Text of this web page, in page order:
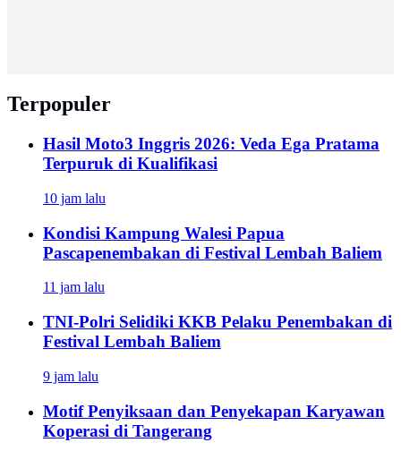
Terpopuler
Hasil Moto3 Inggris 2026: Veda Ega Pratama
Terpuruk di Kualifikasi
10 jam lalu
Kondisi Kampung Walesi Papua
Pascapenembakan di Festival Lembah Baliem
11 jam lalu
TNI-Polri Selidiki KKB Pelaku Penembakan di
Festival Lembah Baliem
9 jam lalu
Motif Penyiksaan dan Penyekapan Karyawan
Koperasi di Tangerang